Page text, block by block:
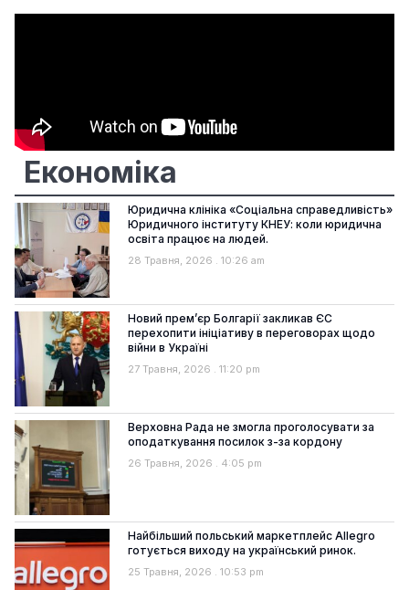
Економіка
Юридична клініка «Соціальна справедливість»
Юридичного інституту КНЕУ: коли юридична
освіта працює на людей.
28 Травня, 2026 10:26 am
Новий прем’єр Болгарії закликав ЄС
перехопити ініціативу в переговорах щодо
війни в Україні
27 Травня, 2026 11:20 pm
Верховна Рада не змогла проголосувати за
оподаткування посилок з-за кордону
26 Травня, 2026 4:05 pm
Найбільший польський маркетплейс Allegro
готується виходу на український ринок.
25 Травня, 2026 10:53 pm